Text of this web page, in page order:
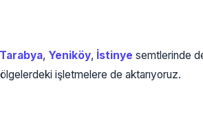
Tarabya, Yeniköy, İstinye semtlerinde
işletmelere de aktarıyoruz.